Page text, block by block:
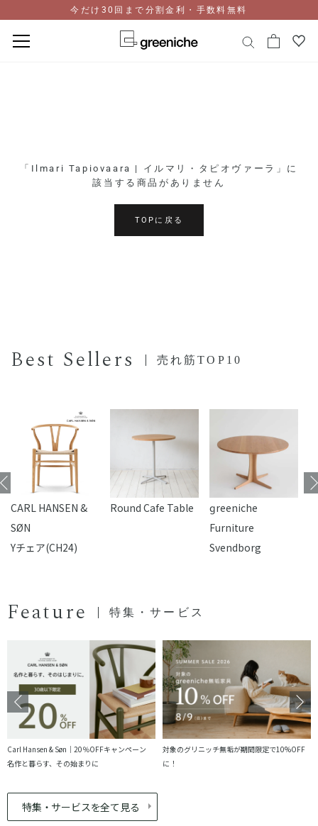
今だけ30回まで分割金利・手数料無料
「Ilmari Tapiovaara | イルマリ・タピオヴァーラ」に
該当する商品がありません
TOPに戻る
Best Sellers 売れ筋TOP10
CARL HANSEN &
SØN
Yチェア(CH24)
Round Cafe Table
reeniche
Furniture
Svendborg
Feature 特集・サービス
Carl Hansen & Søn｜20％OFFキャンペーン
名作と暮らす、その始まりに
対象のグリニッチ無垢が期間限定で10%OFF
に！
特集・サービスを全て見る